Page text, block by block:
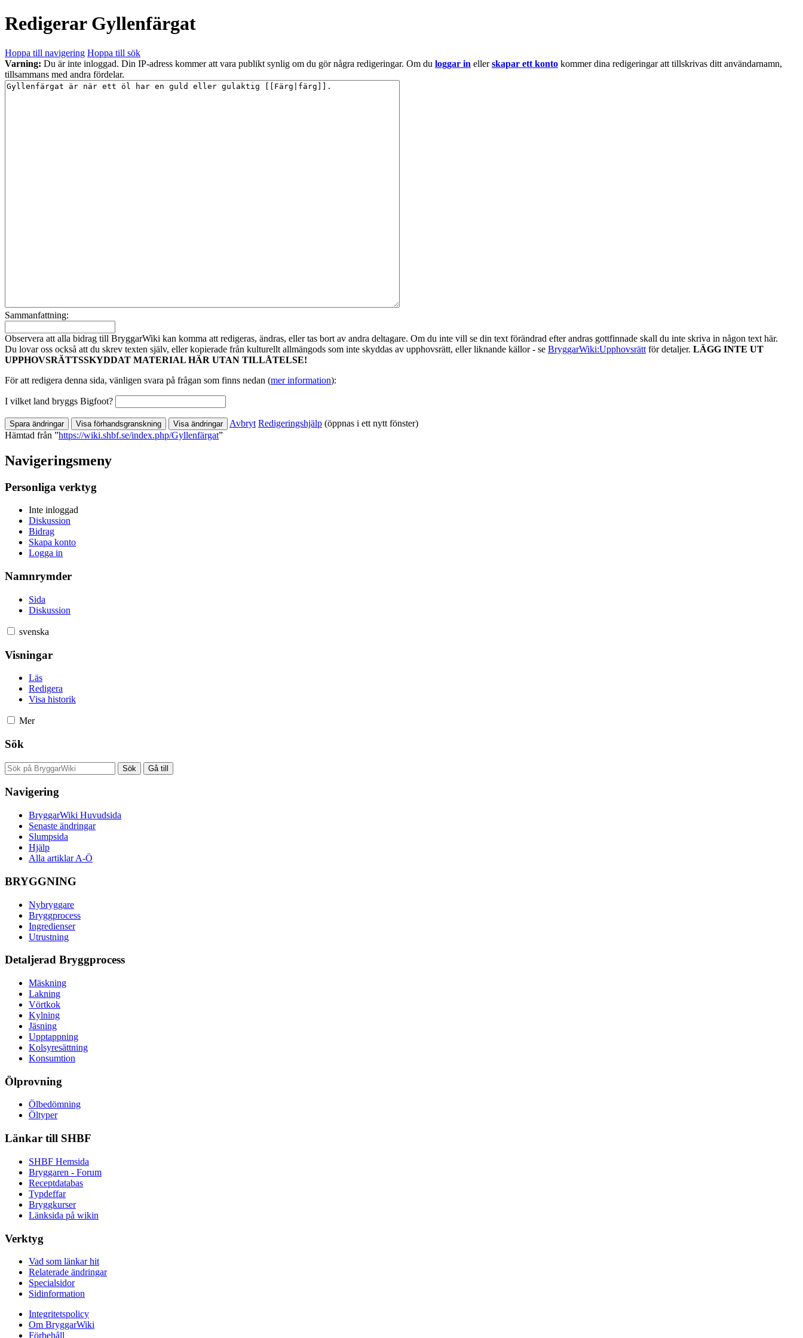
Redigerar Gyllenfärgat
Hoppa till navigering Hoppa till sök
Varning: Du är inte inloggad. Din IP-adress kommer att vara publikt synlig om du gör några redigeringar. Om du loggar in ellerskapar ett konto kommer dina redigeringar att tillskrivas ditt användarnamn,
tillsammans med andra fördelar.
Sammanfattning:
Observera att alla bidrag till BryggarWiki kan komma att redigeras, ändras, eller tas bort av andra deltagare. Om du inte vill se din text förändrad efter andras gottfinnade skall du inte skriva in någon text här.
Du lovar oss också att du skrev texten själv, eller kopierade från kulturellt allmängods som inte skyddas av upphovsrätt, eller liknande källor - se BryggarWiki:Upphovsrätt för detaljer. LÄGG INTE UT
UPPHOVSRÄTTSSKYDDAT MATERIAL HÄR UTAN TILLÅTELSE!
För att redigera denna sida, vänligen svara på frågan som finns nedan (mer information):
I vilket land bryggs Bigfoot?
Avbryt Redigeringshjälp (öppnas i ett nytt fönster)
Hämtad från ”https://wiki.shbf.se/index.php/Gyllenfärgat”
Navigeringsmeny
Personliga verktyg
Inte inloggad
Diskussion
Bidrag
Skapa konto
Logga in
Namnrymder
Sida
Diskussion
svenska
Visningar
Läs
Redigera
Visa historik
Mer
Sök
Navigering
BryggarWiki Huvudsida
Senaste ändringar
Slumpsida
Hjälp
Alla artiklar A-Ö
BRYGGNING
Nybryggare
Bryggprocess
Ingredienser
Utrustning
Detaljerad Bryggprocess
Mäskning
Lakning
Vörtkok
Kylning
Jäsning
Upptappning
Kolsyresättning
Konsumtion
Ölprovning
Ölbedömning
Öltyper
Länkar till SHBF
SHBF Hemsida
Bryggaren - Forum
Receptdatabas
Typdeffar
Bryggkurser
Länksida på wikin
Verktyg
Vad som länkar hit
Relaterade ändringar
Specialsidor
Sidinformation
Integritetspolicy
Om BryggarWiki
Förbehåll